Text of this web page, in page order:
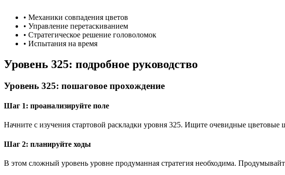
• Механики совпадения цветов
• Управление перетаскиванием
• Стратегическое решение головоломок
• Испытания на время
Уровень 325: подробное руководство
Уровень 325: пошаговое прохождение
Шаг 1: проанализируйте поле
Начните с изучения стартовой раскладки уровня 325. Ищите очевидные
Шаг 2: планируйте ходы
В этом сложный уровень уровне продуманная стратегия необходима.